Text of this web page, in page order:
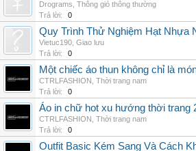
Drograms Thông gió thông thường
Trả lời:
0
Quy Trình Thử Nghiệm Hạt Nhựa
Vietuc190 Giao lưu
Trả lời:
0
Một chiếc áo thun không chỉ là
CTRLFASHION Thời trang nam
Trả lời:
0
Áo in chữ hot xu hướng thời trang
CTRLFASHION Thời trang nam
Trả lời:
0
Outfit Basic Kém Sang Và Cách